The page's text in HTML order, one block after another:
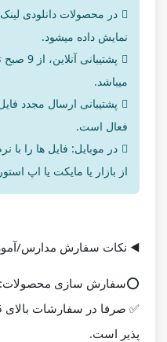
در محصولات دانلودی
نمایش داده میشود.
میباشد.
فعال است.
از بازار یا مایکت یا اپ
◀️ نکات سفارش مدارس/
⭕️سفارش سازی محصولات:
پذیر است.